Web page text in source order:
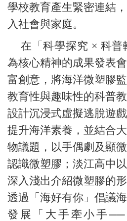
學校教育產生緊密連結
入社會與家庭。
在「科學探究 × 科普
為核心精神的成果發表
富創意，將海洋微塑膠
教育性與趣味性的科普
設計沉浸式虛擬逃脫遊
提升海洋素養，並結合
物議題，以手偶劇及顯
認識微塑膠；淡江高中
深入淺出介紹微塑膠的
透過「海好有你」倡議
發展「大手牽小手